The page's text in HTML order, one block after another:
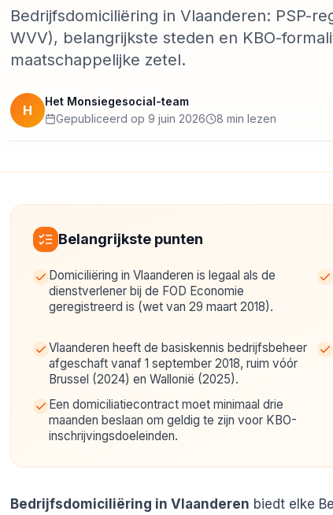
Bedrijfsdomiciliëring in Vlaanderen: PSP-
WVV), belangrijkste steden en KBO-
maatschappelijke zetel.
H
Het Monsiegesocial-team
Gepubliceerd op 9 juin 2026
8 min lezen
Belangrijkste punten
Domiciliëring in Vlaanderen is legaal als de
dienstverlener bij de FOD Economie
geregistreerd is (wet van 29 maart 2018).
Vlaanderen heeft de basiskennis bedrijfsbeheer
afgeschaft vanaf 1 september 2018, ruim vóór
Brussel (2024) en Wallonië (2025).
Een domiciliatiecontract moet minimaal drie
maanden beslaan om geldig te zijn voor KBO-
inschrijvingsdoeleinden.
Bedrijfsdomiciliëring in Vlaanderen biedt elke